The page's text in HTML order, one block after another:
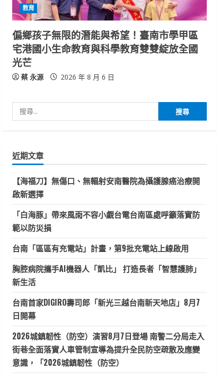
教育
偏鄉孩子無限的潛能與希望！臺南市學甲區
宅港國小生命教育與科學教育雙雙綻放全國
光芒
蔡 永源 2026 年 8 月 6 日
尋
字:
近期文章
【海福刀】無傷口、無輻射安南醫院為攝護腺癌治療開
啟新選擇
「白海豚」帶來風雨不容小覷台電台南區處呼籲落實防
範以防災損
台南「區區有充電站」計畫，第9批充電站上線啟用
胸腔病院攜手AI機器人「凱比」 打造長者「智慧護肺」
新生活
台南首家DIGIRO壽司郎「新光三越台南新天地店」8月7
日開幕
2026城鎮韌性（防空）演習8月7日登場 南警二分局走入
街巷全面落實人車管制宣導為提升全民防空疏散及應變
意識，「2026城鎮韌性（防空）